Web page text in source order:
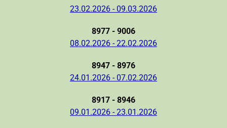
23.02.2026 - 09.03.2026
8977 - 9006
08.02.2026 - 22.02.2026
8947 - 8976
24.01.2026 - 07.02.2026
8917 - 8946
09.01.2026 - 23.01.2026